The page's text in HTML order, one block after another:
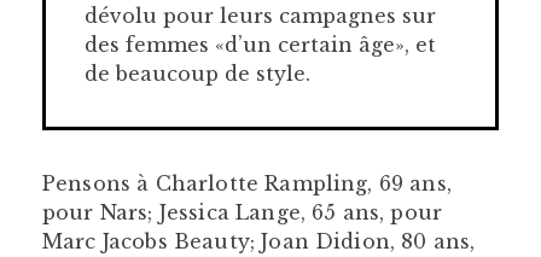
dévolu pour leurs campagnes sur
des femmes «d’un certain âge», et
de beaucoup de style.
Pensons à Charlotte Rampling, 69 ans,
pour Nars; Jessica Lange, 65 ans, pour
Marc Jacobs Beauty; Joan Didion, 80 ans,